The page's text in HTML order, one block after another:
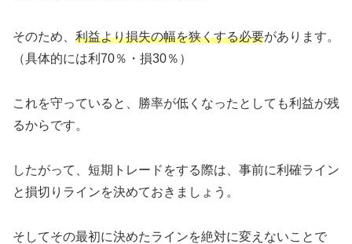
そのため、 利益より損失の幅を狭くする必要があります。
（具体的には利70％・損30％）
これを守っていると、勝率が低くなったとしても利益が残
るからです。
したがって、短期トレードをする際は、事前に利確ライン
と損切りラインを決めておきましょう。
そしてその最初に決めたラインを絶対に変えないことで